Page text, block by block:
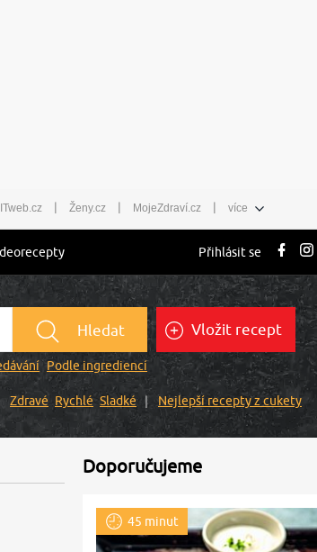
| Ženy.cz | MojeZdraví.cz | více
Přihlásit se
Hledat
Podle ingrediencí
Vložit recept
Zdravé Rychlé Sladké
Nejlepší recepty z cukety
Doporučujeme
45 minut